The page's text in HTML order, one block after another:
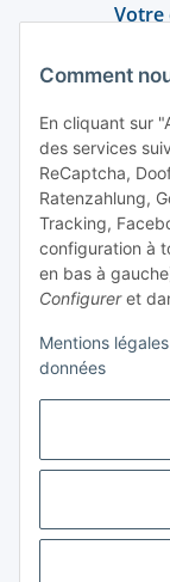
Comment
En cliquant sur
des services
ReCaptcha,
Ratenzahlung,
Tracking,
configuration à
en bas à
Configureret
Mentions légales
données
Votre